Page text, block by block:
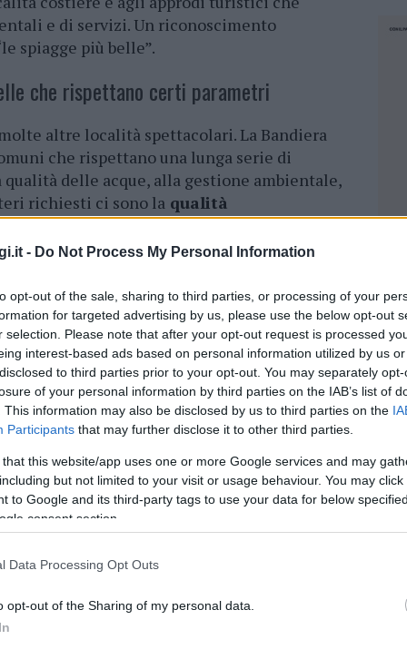
- Do Not Process My Personal Information
opt-out of the sale, sharing to third parties, or processing of your
for targeted advertising by us, please use the below opt-out
selection. Please note that after your opt-out request is processed
interest-based ads based on personal information utilized by us
to third parties prior to your opt-out. You may separately
of your personal information by third parties on the IAB’s list of
This information may also be disclosed by us to third parties on the
Participants that may further disclose it to other third parties.
that this website/app uses one or more Google services and may
but not limited to your visit or usage behaviour. You may
to Google and its third-party tags to use your data for below
consent section.
Data Processing Opt Outs
opt-out of the Sharing of my personal data.
e di servizi. Un riconoscimento
spiagge più belle”.
che rispettano certi parametri
altre località spettacolari. La Bandiera
che rispettano una lunga serie di
delle acque, alla gestione ambientale,
richiesti ci sono la qualità
discarichiinquinanti, lapuliziadelle
, iservizi igienici, l’accessibilitàper le
costieri. Tutti servizi che si possono
delle Bandiere blu 2025: ecco le
Italia sono257. Di questi,17sono in
e nel nord-est dell’isola. In pratica, quasi
tra Gallura e costa nord-orientale.
cento delle Bandiere Blu della Sardegna e
Ancora più forte il peso del territorio sul
La Sardegna ne conta 9 in totale e sono
due terzi degli approdi Bandiera Blu